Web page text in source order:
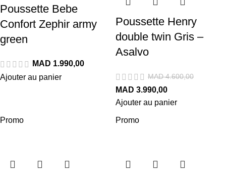
Poussette Bebe
Confort Zephir army
green
MAD
Ajouter au panier
Poussette Henry
double twin Gris –
Asalvo
MAD4.600,00
MAD 3.990,00
Ajouter au panier
Promo Promo